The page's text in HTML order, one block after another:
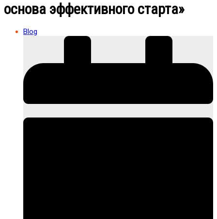
основа эффективного старта»
Blog